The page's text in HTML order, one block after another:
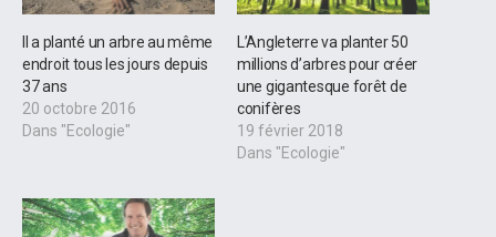
Il a planté un arbre au même
endroit tous les jours depuis
37 ans
20 octobre 2016
Dans "Ecologie"
L’Angleterre va planter 50
millions d’arbres pour créer
une gigantesque forêt de
conifères
19 février 2018
Dans "Ecologie"